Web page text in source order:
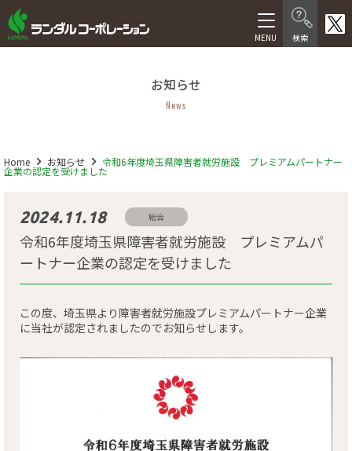
医療機器等製品
サービス
福祉用具レンタル卸事業
介護サービス
お問い合わせ
お知らせ
News
Home お知らせ 令和6年度埼玉県障害者就労施設 プレミアムパートナー
企業の認定を受けました
2024.11.18 総合
令和6年度埼玉県障害者就労施設 プレミアムパ
ートナー企業の認定を受けました
この度、埼玉県より障害者就労施設プレミアムパートナー企業
に当社が認定されましたのでお知らせします。